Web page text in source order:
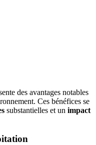
des avantages notables
Ces bénéfices se
substantielles et un impact